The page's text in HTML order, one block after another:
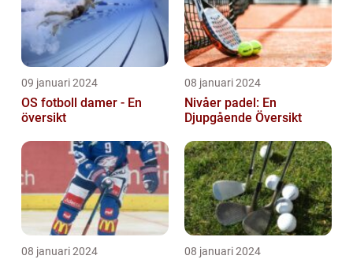
09 januari 2024
OS fotboll damer - En
översikt
08 januari 2024
Nivåer padel: En
Djupgående Översikt
08 januari 2024 08 januari 2024